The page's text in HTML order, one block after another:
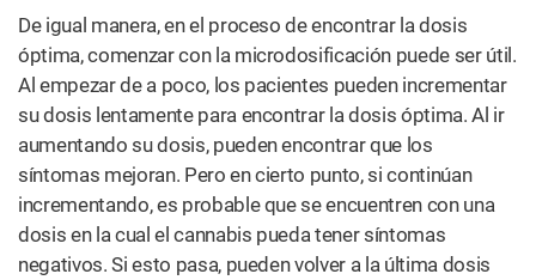
De igual manera, en el proceso de encontrar la dosis
óptima, comenzar con la microdosificación puede ser útil.
Al empezar de a poco, los pacientes pueden incrementar
su dosis lentamente para encontrar la dosis óptima. Al ir
aumentando su dosis, pueden encontrar que los
síntomas mejoran. Pero en cierto punto, si continúan
incrementando, es probable que se encuentren con una
dosis en la cual el cannabis pueda tener síntomas
negativos. Si esto pasa, pueden volver a la última dosis